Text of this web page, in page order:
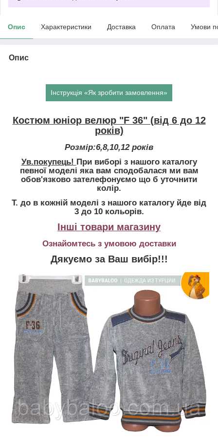
Опис Характеристики Доставка Оплата Умови
Опис
Інструкція «Як зробити замовлення»
Костюм юніор велюр "F 36" (від 6 до 12
років)
Розмір:6,8,10,12 років
Ув.покупець! При виборі з нашого каталогу
певної моделі яка вам сподобалася ми вам
обов'язково зателефонуємо що б уточнити
колір.
Т. до в кожній моделі з нашого каталогу йде від
3 до 10 кольорів.
Інші товари магазину
Ознайомтесь з умовою доставки
Дякуємо за Ваш вибір!!!